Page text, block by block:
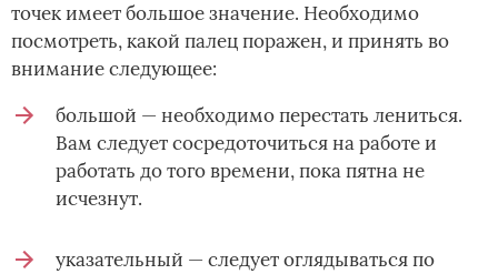
точек имеет большое значение. Необходимо
посмотреть, какой палец поражен, и принять во
внимание следующее:
большой — необходимо перестать лениться.
Вам следует сосредоточиться на работе и
работать до того времени, пока пятна не
исчезнут.
указательный — следует оглядываться по